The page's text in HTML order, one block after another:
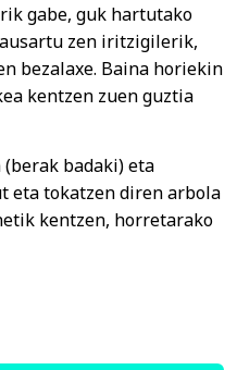
gabe, guk hartutako
zen iritzigilerik,
bezalaxe. Baina horiekin
kentzen zuen guztia
badaki) eta
eta tokatzen diren arbola
kentzen, horretarako